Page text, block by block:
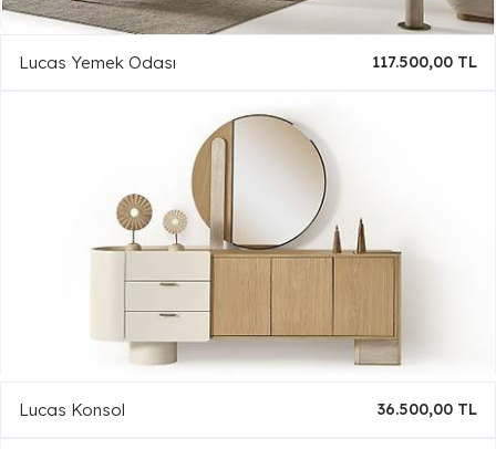
Lucas Yemek Odası 117.500,00 TL
Lucas Konsol 36.500,00 TL